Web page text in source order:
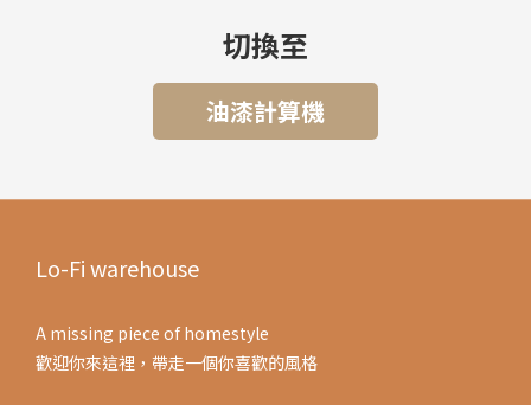
切換至
油漆計算機
Lo-Fi warehouse
A missing piece of homestyle
歡迎你來這裡，帶走一個你喜歡的風格